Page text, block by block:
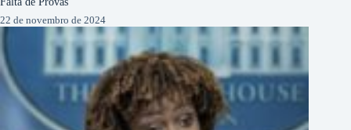
22 de novembro de 2024